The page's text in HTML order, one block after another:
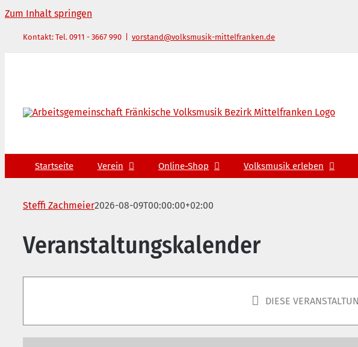
Zum Inhalt springen
Kontakt: Tel. 0911 - 3667 990 vorstand@volksmusik-mittelfranken.de
Startseite Verein Online-Shop Volksmusik erleben
Steffi Zachmeier2026-08-09T00:00:00+02:00
Veranstaltungskalender
DIESE